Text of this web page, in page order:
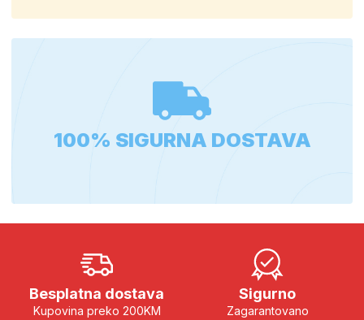
100% SIGURNA DOSTAVA
Besplatna dostava
Kupovina preko 200KM
Sigurno
Zagarantovano